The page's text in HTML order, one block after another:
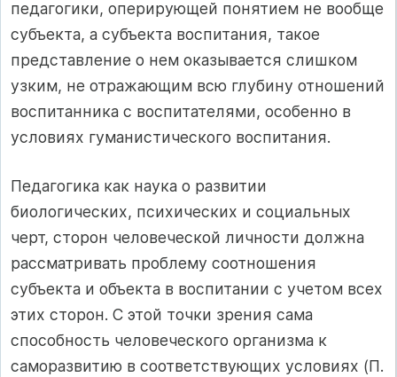
педагогики, оперирующей понятием не вообще
субъекта, а субъекта воспитания, такое
представление о нем оказывается слишком
узким, не отражающим всю глубину отношений
воспитанника с воспитателями, особенно в
условиях гуманистического воспитания.
Педагогика как наука о развитии
биологических, психических и социальных
черт, сторон человеческой личности должна
рассматривать проблему соотношения
субъекта и объекта в воспитании с учетом всех
этих сторон. С этой точки зрения сама
способность человеческого организма к
саморазвитию в соответствующих условиях (П.